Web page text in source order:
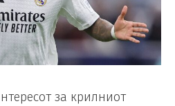
за крилниот